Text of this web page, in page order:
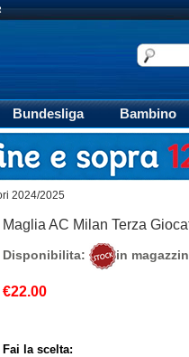
Bundesliga Bambino
Maglia
2024/2025
Maglia AC Milan Terza
Disponibilita: in
€22.00
Fai la scelta: